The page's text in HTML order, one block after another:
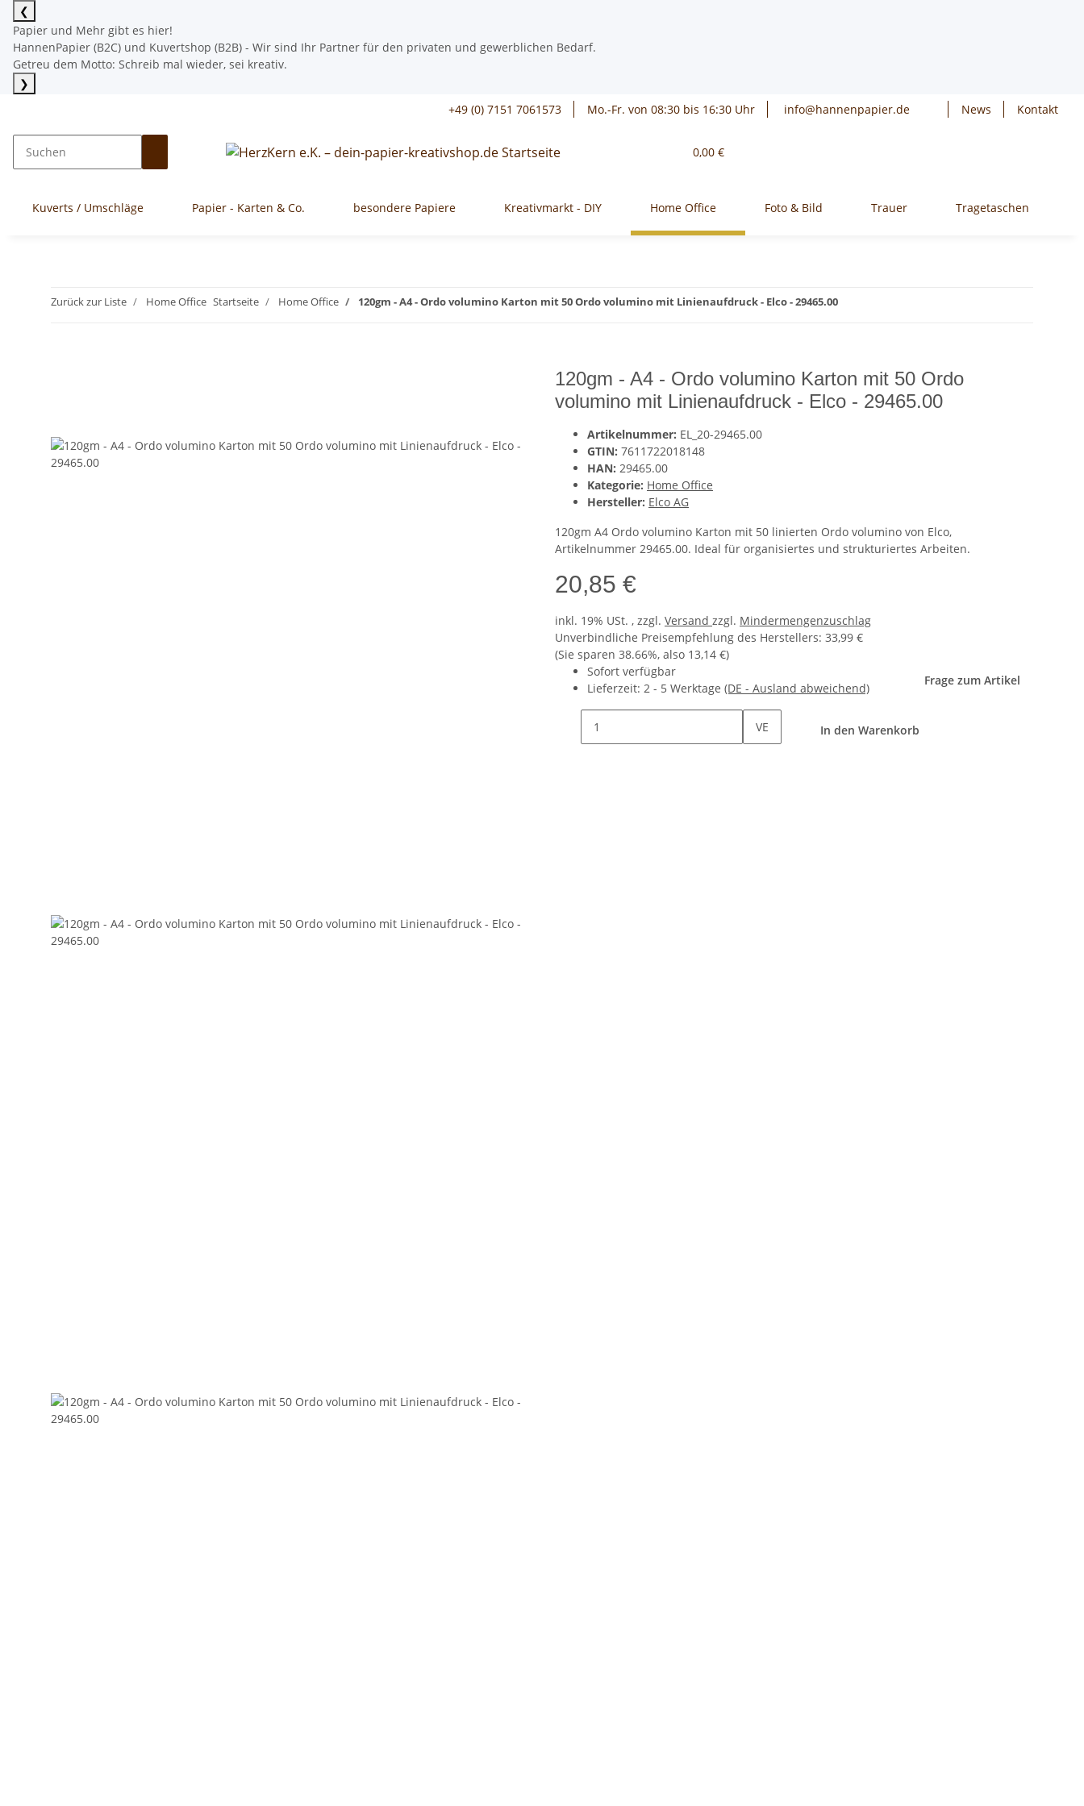
❮
Papier und Mehr gibt es hier!
HannenPapier (B2C) und Kuvertshop (B2B) - Wir sind Ihr Partner für den privaten und gewerblichen Bedarf.
Getreu dem Motto: Schreib mal wieder, sei kreativ.
❯
News
Kontakt
+49 (0) 7151 7061573 Mo.-Fr. von 08:30 bis 16:30 Uhr info@hannenpapier.de
0,00 €
Kuverts / Umschläge Papier - Karten & Co. besondere Papiere Kreativmarkt - DIY Home Office Foto & Bild Trauer Tragetaschen
Zurück zur Liste Home Office Startseite Home Office 120gm - A4 - Ordo volumino Karton mit 50 Ordo volumino mit Linienaufdruck - Elco - 29465.00
120gm - A4 - Ordo volumino Karton mit 50 Ordo
volumino mit Linienaufdruck - Elco - 29465.00
Artikelnummer: EL_20-29465.00
GTIN: 7611722018148
HAN: 29465.00
Kategorie: Home Office
Hersteller: Elco AG
120gm A4 Ordo volumino Karton mit 50 linierten Ordo volumino von Elco,
Artikelnummer 29465.00. Ideal für organisiertes und strukturiertes Arbeiten.
20,85 €
inkl. 19% USt. , zzgl. Versand zzgl. Mindermengenzuschlag
Unverbindliche Preisempfehlung des Herstellers: 33,99 €
(Sie sparen 38.66%, also 13,14 €)
Sofort verfügbar
Lieferzeit: 2 - 5 Werktage (DE - Ausland abweichend)
Frage zum Artikel
VE In den Warenkorb